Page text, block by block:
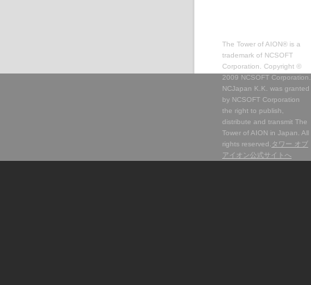
The Tower of AION® is a
trademark of NCSOFT
Corporation. Copyright ©
2009 NCSOFT Corporation.
NCJapan K.K. was granted
by NCSOFT Corporation
the right to publish,
distribute and transmit The
Tower of AION in Japan. All
rights reserved. タワー オブ
アイオン公式サイトへ